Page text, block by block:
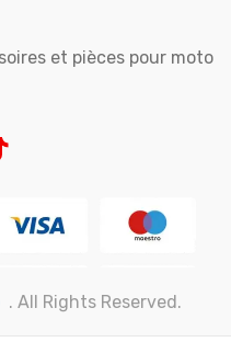
et pièces pour moto
. All Rights Reserved.